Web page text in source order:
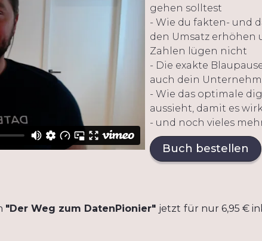
gehen solltest
- Wie du fakten- und
den Umsatz erhöhen
Zahlen lügen nicht
- Die exakte
auch dein
- Wie das optimale
aussieht, damit es
- und noch vieles
Buch bestellen
"Der Weg zum DatenPionier" jetzt für nur 6,95 €